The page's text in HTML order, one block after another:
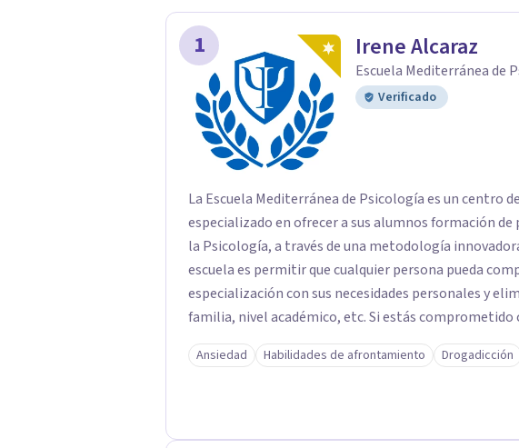
1 Irene Alcaraz
Escuela Mediterránea de
Verificado
La Escuela Mediterránea de Psicología es un centro
especializado en ofrecer a sus alumnos formación
la Psicología, a través de una metodología
escuela es permitir que cualquier persona pueda
especialización con sus necesidades personales y
familia, nivel académico, etc. Si estás
Escuela Mediterránea de Psicología serás bienvenido
a tu ritmo, con todas las ventajas de las nuevas
experiencia en el sector que avalan la calidad de los
Ansiedad Habilidades de afrontamiento Drogadicción